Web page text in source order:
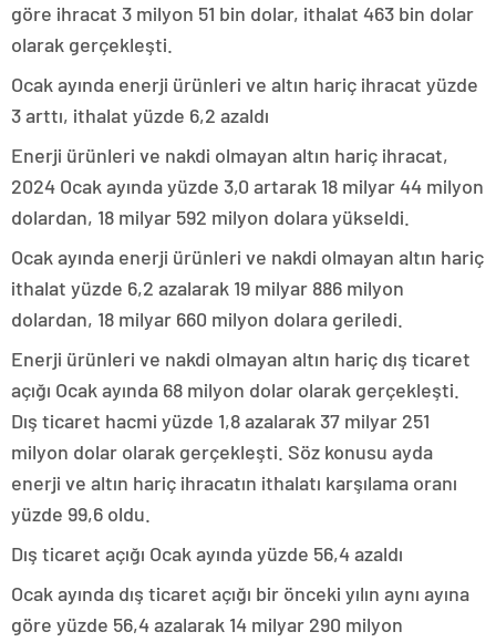
göre ihracat 3 milyon 51 bin dolar, ithalat 463 bin dolar
olarak gerçekleşti.
Ocak ayında enerji ürünleri ve altın hariç ihracat yüzde
3 arttı, ithalat yüzde 6,2 azaldı
Enerji ürünleri ve nakdi olmayan altın hariç ihracat,
2024 Ocak ayında yüzde 3,0 artarak 18 milyar 44 milyon
dolardan, 18 milyar 592 milyon dolara yükseldi.
Ocak ayında enerji ürünleri ve nakdi olmayan altın hariç
ithalat yüzde 6,2 azalarak 19 milyar 886 milyon
dolardan, 18 milyar 660 milyon dolara geriledi.
Enerji ürünleri ve nakdi olmayan altın hariç dış ticaret
açığı Ocak ayında 68 milyon dolar olarak gerçekleşti.
Dış ticaret hacmi yüzde 1,8 azalarak 37 milyar 251
milyon dolar olarak gerçekleşti. Söz konusu ayda
enerji ve altın hariç ihracatın ithalatı karşılama oranı
yüzde 99,6 oldu.
Dış ticaret açığı Ocak ayında yüzde 56,4 azaldı
Ocak ayında dış ticaret açığı bir önceki yılın aynı ayına
göre yüzde 56,4 azalarak 14 milyar 290 milyon